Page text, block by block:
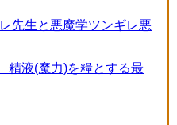
先生と悪魔学ツンギレ悪
精液(魔力)を糧とする最